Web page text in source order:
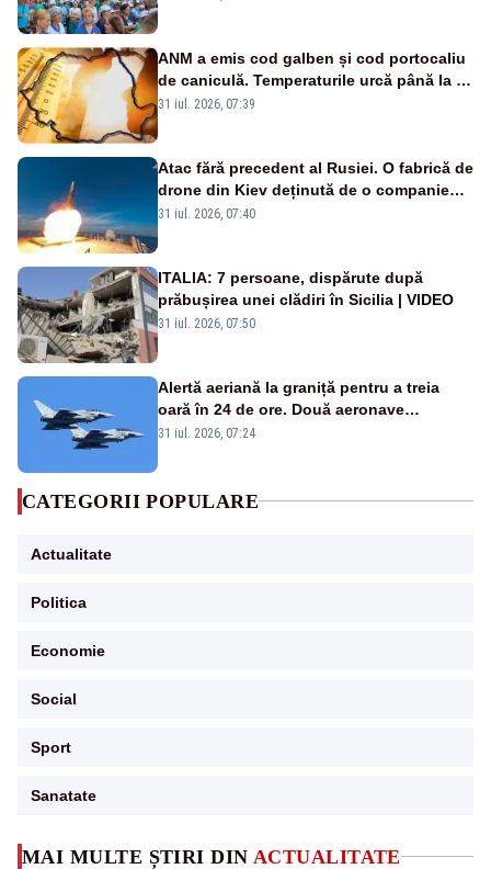
MAI MULTE ȘTIRI DIN ACTUALITATE
ANM a emis cod galben și cod portocaliu
de caniculă. Temperaturile urcă până la 38
de grade, iar nopțile devin tropicale
31 iul. 2026, 07:39
Atac fără precedent al Rusiei. O fabrică de
drone din Kiev deținută de o companie
americană, distrusă de o rachetă
31 iul. 2026, 07:40
ITALIA: 7 persoane, dispărute după
prăbușirea unei clădiri în Sicilia | VIDEO
31 iul. 2026, 07:50
Alertă aeriană la graniță pentru a treia
oară în 24 de ore. Două aeronave
Eurofighter britanice au fost ridicate de la
31 iul. 2026, 07:24
CATEGORII POPULARE
Actualitate
Politica
Economie
Social
Sport
Sanatate